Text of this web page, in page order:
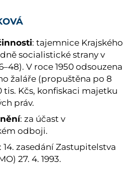
: tajemnice Krajského
socialistické strany v
V roce 1950 odsouzena
žaláře (propuštěna po 8
tis. Kčs, konfiskaci majetku
práv.
: za účast v
odboji.
: 14. zasedání Zastupitelstva
27. 4. 1993.